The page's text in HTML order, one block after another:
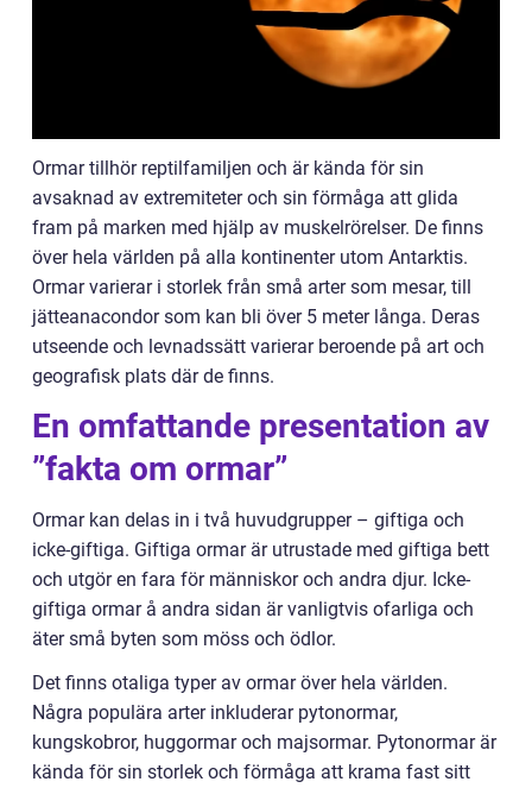
Ormar tillhör reptilfamiljen och är kända för sin
avsaknad av extremiteter och sin förmåga att glida
fram på marken med hjälp av muskelrörelser. De finns
över hela världen på alla kontinenter utom Antarktis.
Ormar varierar i storlek från små arter som mesar, till
jätteanacondor som kan bli över 5 meter långa. Deras
utseende och levnadssätt varierar beroende på art och
geografisk plats där de finns.
En omfattande presentation av
”fakta om ormar”
Ormar kan delas in i två huvudgrupper – giftiga och
icke-giftiga. Giftiga ormar är utrustade med giftiga bett
och utgör en fara för människor och andra djur. Icke-
giftiga ormar å andra sidan är vanligtvis ofarliga och
äter små byten som möss och ödlor.
Det finns otaliga typer av ormar över hela världen.
Några populära arter inkluderar pytonormar,
kungskobror, huggormar och majsormar. Pytonormar är
kända för sin storlek och förmåga att krama fast sitt